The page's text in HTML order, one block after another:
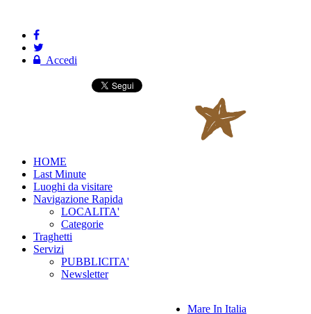
Accedi
HOME
Last Minute
Luoghi da visitare
Navigazione Rapida
LOCALITA'
Categorie
Traghetti
Servizi
PUBBLICITA'
Newsletter
Mare In Italia